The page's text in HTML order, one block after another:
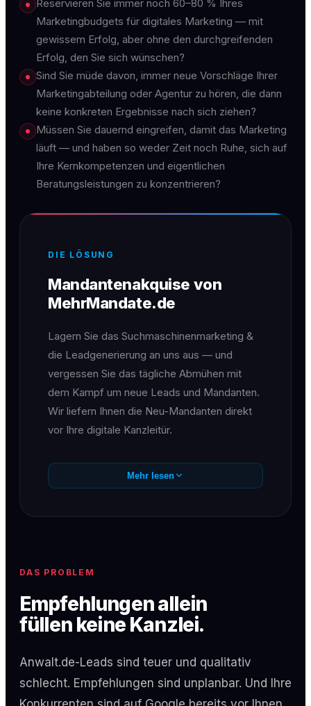
Reservieren Sie immer noch 60–80 % Ihres
Marketingbudgets für digitales Marketing — mit
gewissem Erfolg, aber ohne den durchgreifenden
Erfolg, den Sie sich wünschen?
Sind Sie müde davon, immer neue Vorschläge Ihrer
Marketingabteilung oder Agentur zu hören, die dann
keine konkreten Ergebnisse nach sich ziehen?
Müssen Sie dauernd eingreifen, damit das Marketing
läuft — und haben so weder Zeit noch Ruhe, sich auf
Ihre Kernkompetenzen und eigentlichen
Beratungsleistungen zu konzentrieren?
DIE LÖSUNG
Mandantenakquise von
MehrMandate.de
Lagern Sie das Suchmaschinenmarketing &
die Leadgenerierung an uns aus — und
vergessen Sie das tägliche Abmühen mit
dem Kampf um neue Leads und Mandanten.
Wir liefern Ihnen die Neu-Mandanten direkt
vor Ihre digitale Kanzleitür.
Mehr lesen
DAS PROBLEM
Empfehlungen allein
füllen keine Kanzlei.
Anwalt.de-Leads sind teuer und qualitativ
schlecht. Empfehlungen sind unplanbar. Und Ihre